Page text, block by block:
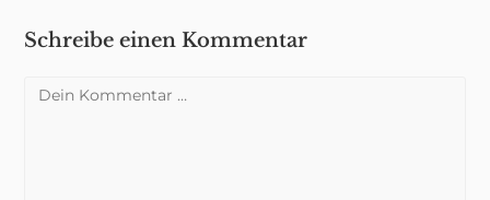
Schreibe einen Kommentar
Kommentar